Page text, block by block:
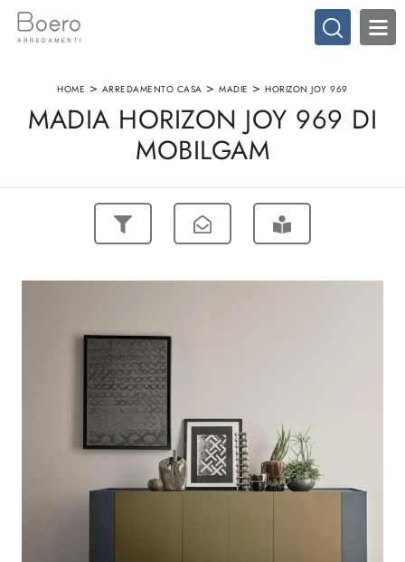
HOME > ARREDAMENTO CASA >MADIE >HORIZON JOY 969
MADIA HORIZON JOY 969 DI
MOBILGAM